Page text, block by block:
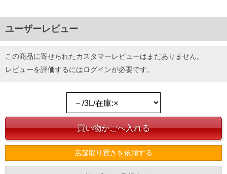
ユーザーレビュー
この商品に寄せられたカスタマーレビューはまだありません。
レビューを評価するにはログインが必要です。
店舗取り置きを依頼する